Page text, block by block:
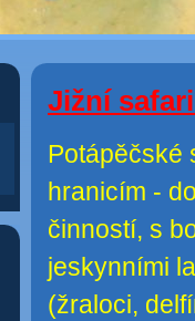
Jižní
Potápěčské
hranicím -
činností, s
jeskynními
(žraloci,